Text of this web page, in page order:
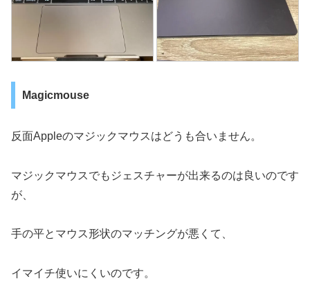
Magicmouse
反面Appleのマジックマウスはどうも合いません。
マジックマウスでもジェスチャーが出来るのは良いのです
が、
手の平とマウス形状のマッチングが悪くて、
イマイチ使いにくいのです。